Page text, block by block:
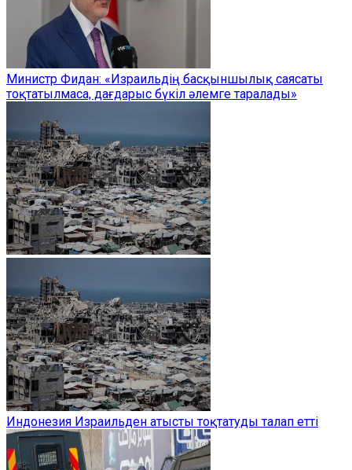
Министр Фидан: «Израильдің басқыншылық саясаты
тоқтатылмаса, дағдарыс бүкіл әлемге таралады»
Индонезия Израильден атысты тоқтатуды талап етті